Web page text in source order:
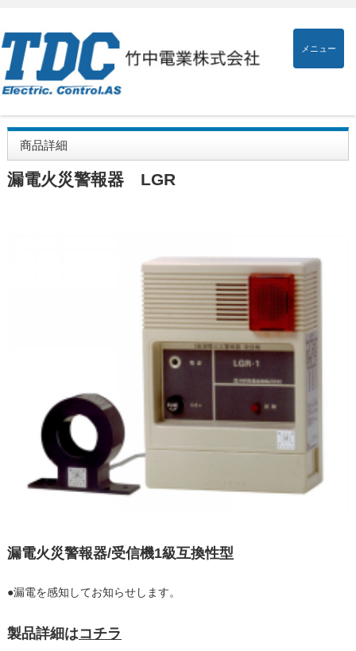
メニュー
商品詳細
漏電火災警報器 LGR
漏電火災警報器/受信機1級互換性型
●漏電を感知してお知らせします。
製品詳細はコチラ